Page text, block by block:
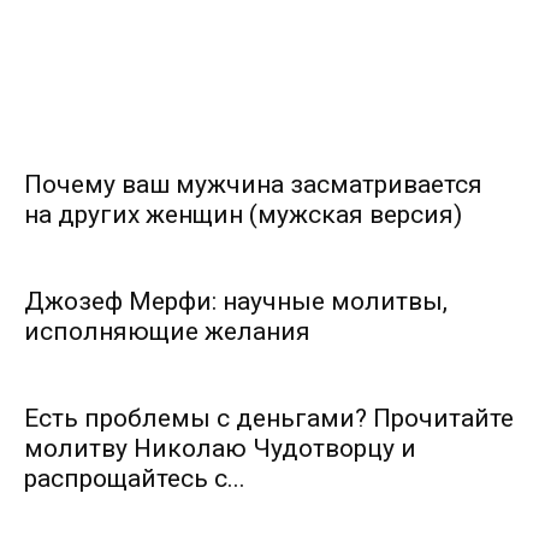
Почему ваш мужчина засматривается
на других женщин (мужская версия)
Джозеф Мерфи: научные молитвы,
исполняющие желания
Есть проблемы с деньгами? Прочитайте
молитву Николаю Чудотворцу и
распрощайтесь с...